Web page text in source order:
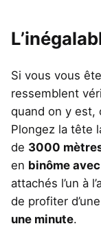
Si vous vous
ressemblent
quand on y est,
Plongez la tête
de 3000
en binôme
attachés l’un à
de profiter
une minute.